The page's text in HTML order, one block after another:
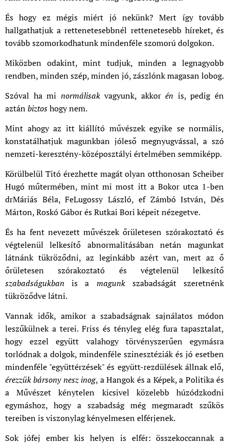
És hogy ez mégis miért jó nekünk? Mert így tovább
hallgathatjuk a rettenetesebbnél rettenetesebb híreket, és
tovább szomorkodhatunk mindenféle szomorú dolgokon.
Miközben odakint, mint tudjuk, minden a legnagyobb
rendben, minden szép, minden jó, zászlónk magasan lobog.
Szóval ha mi normálisakvagyunk, akkorén is, pedig én
aztánbiztoshogy nem.
Mint ahogy az itt kiállító művészek egyike se normális,
konstatálhatjuk magunkban jóleső megnyugvással, a szó
nemzeti-keresztény-középosztályi értelmében semmiképp.
Körülbelül Titó érezhette magát olyan otthonosan Scheiber
Hugó műtermében, mint mi most itt a Bokor utca 1-ben
drMáriás Béla, FeLugossy László, ef Zámbó István, Dés
Márton, Roskó Gábor és Rutkai Bori képeit nézegetve.
És ha fent nevezett művészek őrületesen szórakoztató és
végtelenül lelkesítő abnormalitásában netán magunkat
látnánk tükröződni, az leginkább azért van, mert az ő
őrületesen szórakoztató és végtelenül lelkesítő
szabadságukban is a magunkszabadságát szeretnénk
tükröződve látni.
Vannak idők, amikor a szabadságnak sajnálatos módon
leszűkülnek a terei. Friss és tényleg elég fura tapasztalat,
hogy ezzel együtt valahogy törvényszerűen egymásra
torlódnak a dolgok, mindenféle szinesztéziák és jó esetben
mindenféle "együttérzések" és együtt-rezdülések állnak elő,
érezzük bársony nesz inog, a Hangok és a Képek, a Politika és
a Művészet kénytelen kicsivel közelebb húzódzkodni
egymáshoz, hogy a szabadság még megmaradt szűkös
tereiben is viszonylag kényelmesen elférjenek.
Sok jófej ember kis helyen is elfér: összekoccannak a